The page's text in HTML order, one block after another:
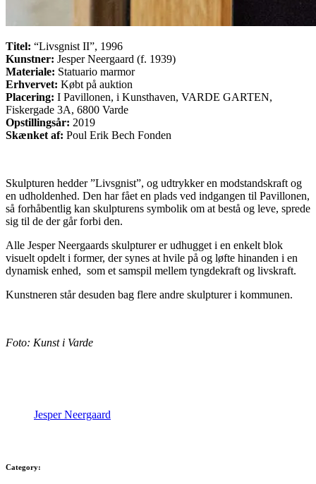
Titel: “Livsgnist II”, 1996
Kunstner: Jesper Neergaard (f. 1939)
Materiale: Statuario marmor
Erhvervet: Købt på auktion
Placering: I Pavillonen, i Kunsthaven, VARDE GARTEN,
Fiskergade 3A, 6800 Varde
Opstillingsår: 2019
Skænket af: Poul Erik Bech Fonden
Skulpturen hedder ”Livsgnist”, og udtrykker en modstandskraft og
en udholdenhed. Den har fået en plads ved indgangen til Pavillonen,
så forhåbentlig kan skulpturens symbolik om at bestå og leve, sprede
sig til de der går forbi den.
Alle Jesper Neergaards skulpturer er udhugget i en enkelt blok
visuelt opdelt i former, der synes at hvile på og løfte hinanden i en
dynamisk enhed, som et samspil mellem tyngdekraft og livskraft.
Kunstneren står desuden bag flere andre skulpturer i kommunen.
Foto: Kunst i Varde
Jesper Neergaard
Category: